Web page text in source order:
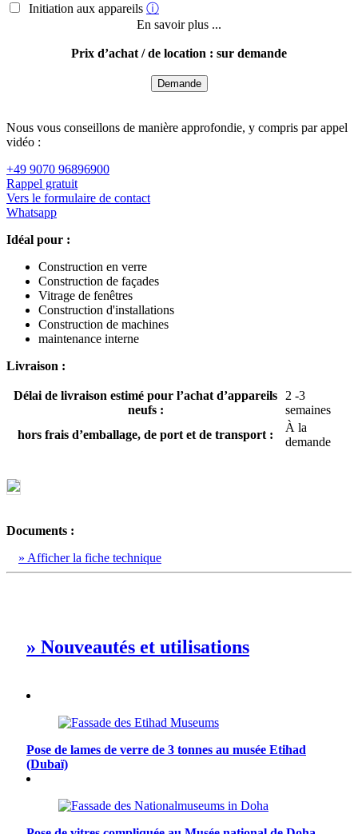
Initiation aux appareils ⓘ
En savoir plus ...
Prix d’achat / de location : sur demande
Demande
Nous vous conseillons de manière approfondie, y compris par appel
vidéo :
+49 9070 96896900
Rappel gratuit
Vers le formulaire de contact
Whatsapp
Idéal pour :
Construction en verre
Construction de façades
Vitrage de fenêtres
Construction d'installations
Construction de machines
maintenance interne
Livraison :
Délai de livraison estimé pour l’achat d’appareils
neufs :
2 -3
semaines
hors frais d’emballage, de port et de transport :
À la
demande
Documents :
» Afficher la fiche technique
» Nouveautés et utilisations
Pose de lames de verre de 3 tonnes au musée Etihad
(Dubaï)